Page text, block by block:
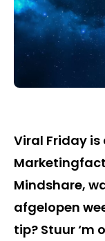
Viral Friday is
Mindshare,
afgelopen
tip? Stuur ‘m